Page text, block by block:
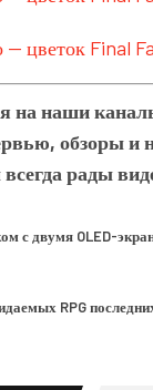
на наши
обзоры и
рады
с двумя OLED-
RPG